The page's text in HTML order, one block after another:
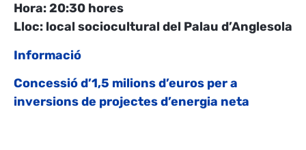
Hora: 20:30 hores
Lloc: local sociocultural del Palau d’Anglesola
Informació
Concessió d’1,5 milions d’euros per a
inversions de projectes d’energia neta